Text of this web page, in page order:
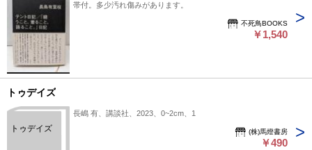
帯付。多少汚れ傷みがあります。
不死鳥BOOKS
￥1,540
トゥデイズ
トゥデイズ
長嶋 有、講談社、2023、0~2cm、1
(株)馬燈書房
￥490